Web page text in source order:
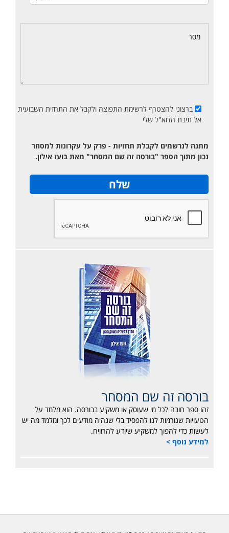
ברצוני להצטרף לרשימת התפוצה ולקבל את התחזית השבועית
אל תיבת הדוא"ל שלי
מתנה לנרשמים לקבלת תחזיות - פרק על עקרונות למסחר
נכון מתוך הספר "בורסה זה שם המסחר" מאת בועז אילון.
בורסה זה שם המסחר
זהו ספר חובה לכל מי שעוסק או משקיע בבורסה. הוא מלמד על
הטעויות שגורמות לנו להפסיד בלי שנהיה מודעים לכך ומלמד מה יש
לעשות כדי להפוך למשקיע שיודע להרוויח.
למידע נוסף >